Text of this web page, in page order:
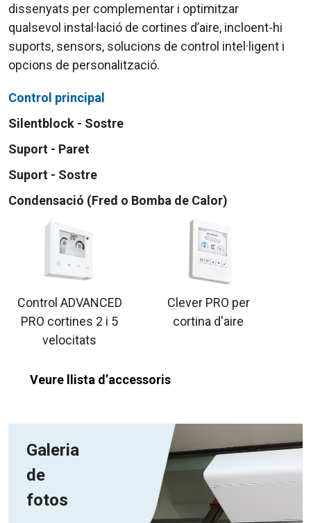
dissenyats per complementar i optimitzar
qualsevol instal·lació de cortines d’aire, incloent-hi
suports, sensors, solucions de control intel·ligent i
opcions de personalització.
Control principal
Silentblock - Sostre
Suport - Paret
Suport - Sostre
Condensació (Fred o Bomba de Calor)
Control ADVANCED
PRO cortines 2 i 5
velocitats
Clever PRO per
cortina d'aire
Veure llista d’accessoris
Galeria
de
fotos